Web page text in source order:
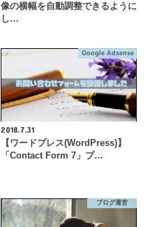
像の横幅を自動調整できるように
し…
Google Adsense
2018.7.31
【ワードプレス(WordPress)】
「Contact Form 7」プ…
ブログ運営